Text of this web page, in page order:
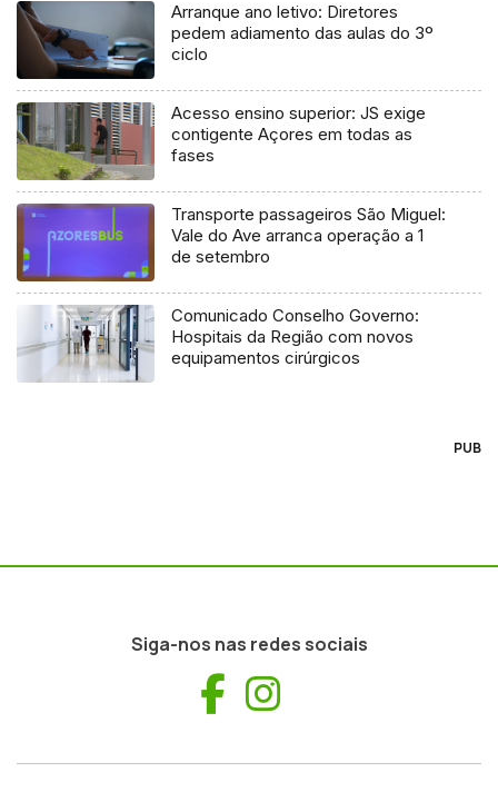
Arranque ano letivo: Diretores
pedem adiamento das aulas do 3º
ciclo
Acesso ensino superior: JS exige
contigente Açores em todas as
fases
Transporte passageiros São Miguel:
Vale do Ave arranca operação a 1
de setembro
Comunicado Conselho Governo:
Hospitais da Região com novos
equipamentos cirúrgicos
PUB
Siga-nos nas redes sociais
Facebook